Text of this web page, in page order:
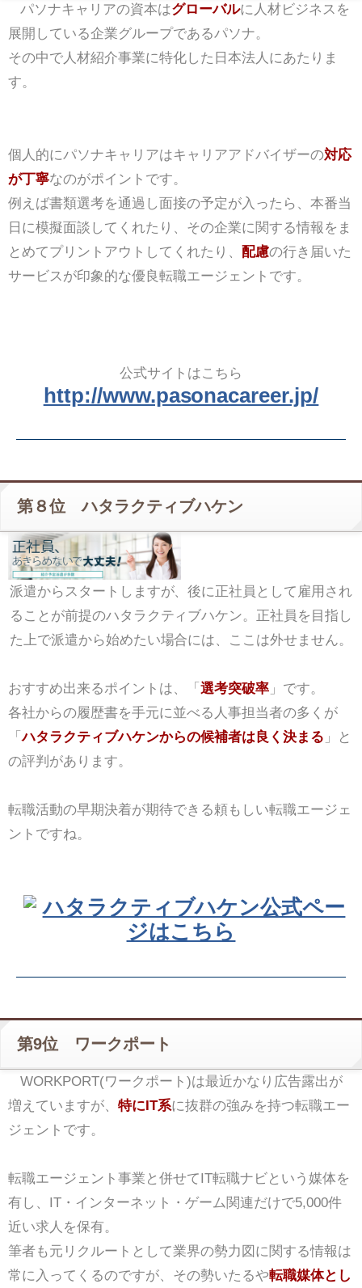
パソナキャリアの資本はグローバルに人材ビジネスを
展開している企業グループであるパソナ。
その中で人材紹介事業に特化した日本法人にあたりま
す。
個人的にパソナキャリアはキャリアアドバイザーの対応
が丁寧なのがポイントです。
例えば書類選考を通過し面接の予定が入ったら、本番当
日に模擬面談してくれたり、その企業に関する情報をま
とめてプリントアウトしてくれたり、 配慮の行き届いた
サービスが印象的な優良転職エージェントです。
公式サイトはこちら
http://www.pasonacareer.jp/
第８位 ハタラクティブハケン
派遣からスタートしますが、後に正社員として雇用され
ることが前提のハタラクティブハケン。正社員を目指し
た上で派遣から始めたい場合には、ここは外せません。
おすすめ出来るポイントは、「 選考突破率」です。
各社からの履歴書を手元に並べる人事担当者の多くが
「ハタラクティブハケンからの候補者は良く決まる 」と
の評判があります。
転職活動の早期決着が期待できる頼もしい転職エージェ
ントですね。
ハタラクティブハケン公式ペー
ジはこちら
第9位 ワークポート
WORKPORT(ワークポート)は最近かなり広告露出が
増えていますが、 特にIT系に抜群の強みを持つ転職エー
ジェントです。
転職エージェント事業と併せてIT転職ナビという媒体を
有し、IT・インターネット・ゲーム関連だけで5,000件
近い求人を保有。
筆者も元リクルートとして業界の勢力図に関する情報は
常に入ってくるのですが、その勢いたるや転職媒体とし